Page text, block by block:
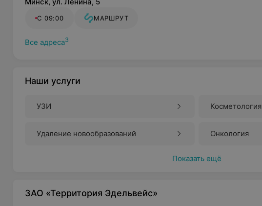
С 09:00 МАРШРУТ
Все адреса3
Наши услуги
УЗИ Косметология
Удаление новообразований Онкология
Показать ещё
ЗАО «Территория Эдельвейс»